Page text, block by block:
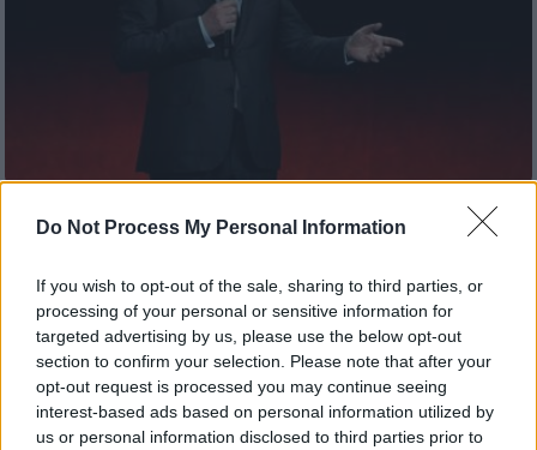
Do Not Process My Personal Information
If you wish to opt-out of the sale, sharing to third parties, or
processing of your personal or sensitive information for
targeted advertising by us, please use the below opt-out
section to confirm your selection. Please note that after your
opt-out request is processed you may continue seeing
interest-based ads based on personal information utilized by
us or personal information disclosed to third parties prior to
Σινεμά|28.01.2025 23:00
στο οποίο θα γυριστεί η «Οδύσσεια»
Το ομηρικό έπος αναμένεται να μεταφερθεί
σύντομα στους κινηματογράφους